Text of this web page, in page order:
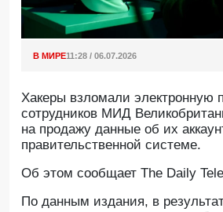
В МИРЕ11:28 / 06.07.2026
Хакеры взломали электронную
сотрудников МИД
на продажу данные об их
правительственной системе.
Oб этом сообщает The Daily
По данным издания, в